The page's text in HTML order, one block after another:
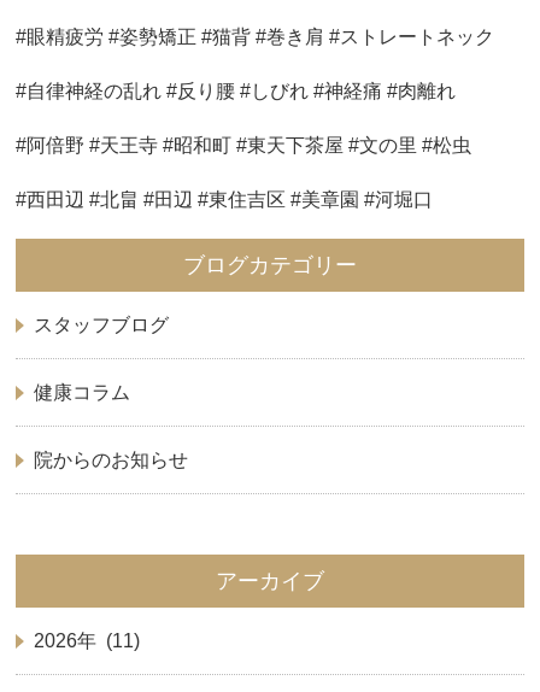
#眼精疲労 #姿勢矯正 #猫背 #巻き肩 #ストレートネック
#自律神経の乱れ #反り腰 #しびれ #神経痛 #肉離れ
#阿倍野 #天王寺 #昭和町 #東天下茶屋 #文の里 #松虫
#西田辺 #北畠 #田辺 #東住吉区 #美章園 #河堀口
ブログカテゴリー
スタッフブログ
健康コラム
院からのお知らせ
アーカイブ
2026年 (11)